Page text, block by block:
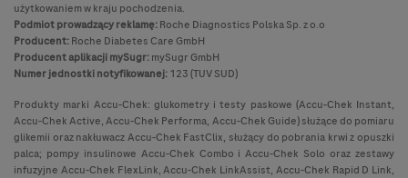
użytkowaniem w kraju pochodzenia.
Podmiot prowadzący reklamę:Roche Diagnostics Polska Sp. z o.o
Producent:Roche Diabetes Care GmbH
Producent aplikacji mySugr:mySugr GmbH
Numer jednostki notyfikowanej:123 (TUV SUD)
Produkty marki Accu-Chek: glukometry i testy paskowe (Accu-Chek Instant,
Accu-Chek Active, Accu-Chek Performa, Accu-Chek Guide) służące do pomiaru
glikemii oraz nakłuwacz Accu-Chek FastClix, służący do pobrania krwi z opuszki
palca; pompy insulinowe Accu-Chek Combo i Accu-Chek Solo oraz zestawy
infuzyjne Accu-Chek FlexLink, Accu-Chek LinkAssist, Accu-Chek Rapid D Link,